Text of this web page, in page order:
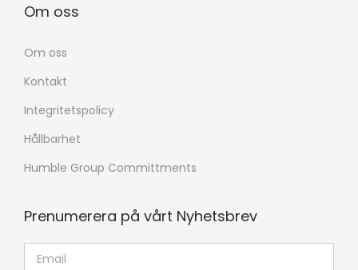
Om oss
Om oss
Kontakt
Integritetspolicy
Hållbarhet
Humble Group Committments
Prenumerera på vårt Nyhetsbrev